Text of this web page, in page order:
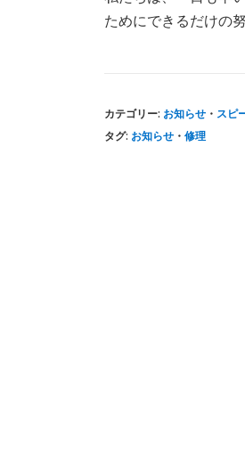
ためにできるだけの
カテゴリー: お知らせ ・ スピ
タグ: お知らせ ・ 修理